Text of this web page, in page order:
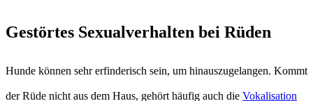
Gestörtes Sexualverhalten bei Rüden
Hunde können sehr erfinderisch sein, um hinauszugelangen. Kommt
der Rüde nicht aus dem Haus, gehört häufig auch die Vokalisation